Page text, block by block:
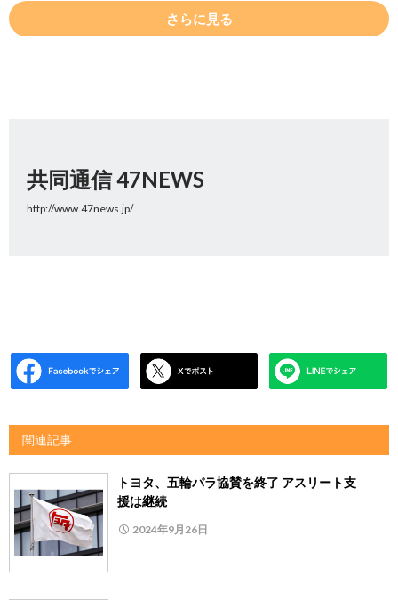
さらに見る
共同通信 47NEWS
http://www.47news.jp/
関連記事
トヨタ、五輪パラ協賛を終了 アスリート支
援は継続
2024年9月26日